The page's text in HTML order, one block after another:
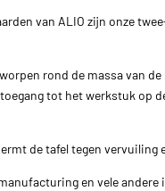
van ALIO zijn onze
rond de massa van
tot het werkstuk op
de tafel tegen vervuiling
en vele